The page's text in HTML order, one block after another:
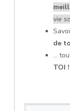
vie
de
...
TOI !